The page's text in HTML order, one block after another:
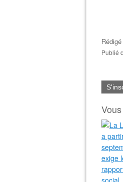
Publié